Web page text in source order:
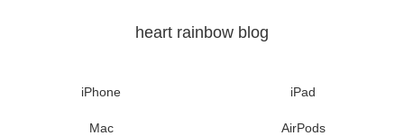
heart rainbow blog
iPhone iPad
Mac AirPods